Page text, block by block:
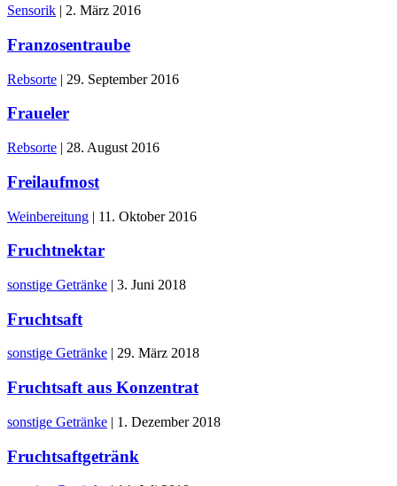
Sensorik | 2. März 2016
Franzosentraube
Rebsorte | 29. September 2016
Fraueler
Rebsorte | 28. August 2016
Freilaufmost
Weinbereitung | 11. Oktober 2016
Fruchtnektar
sonstige Getränke | 3. Juni 2018
Fruchtsaft
sonstige Getränke | 29. März 2018
Fruchtsaft aus Konzentrat
sonstige Getränke | 1. Dezember 2018
Fruchtsaftgetränk